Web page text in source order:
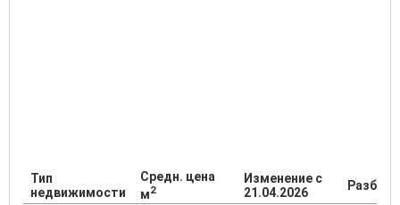
Тип
недвижимости
Средн. цена
м2
Изменение с
21.04.2026